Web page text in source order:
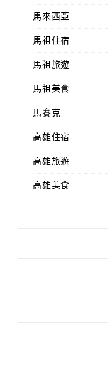
馬來西亞
馬祖住宿
馬祖旅遊
馬祖美食
馬賽克
高雄住宿
高雄旅遊
高雄美食